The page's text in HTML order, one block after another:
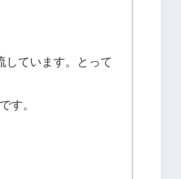
しています。とって
す。